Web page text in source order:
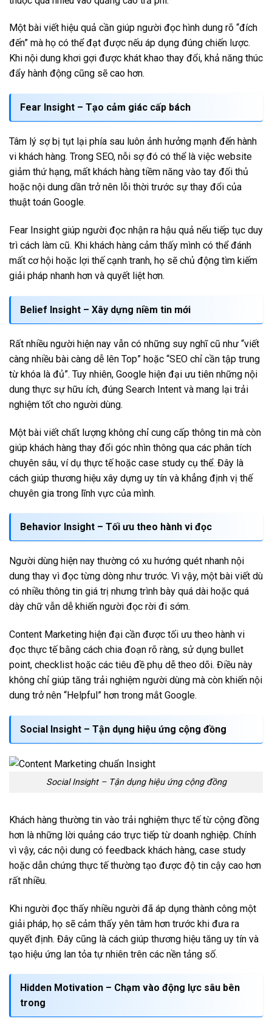
Một bài viết hiệu quả cần giúp người đọc hình dung rõ “đích
đến” mà họ có thể đạt được nếu áp dụng đúng chiến lược.
Khi nội dung khơi gợi được khát khao thay đổi, khả năng thúc
đẩy hành động cũng sẽ cao hơn.
Fear Insight – Tạo cảm giác cấp bách
Tâm lý sợ bị tụt lại phía sau luôn ảnh hưởng mạnh đến hành
vi khách hàng. Trong SEO, nỗi sợ đó có thể là việc website
giảm thứ hạng, mất khách hàng tiềm năng vào tay đối thủ
hoặc nội dung dần trở nên lỗi thời trước sự thay đổi của
thuật toán Google.
Fear Insight giúp người đọc nhận ra hậu quả nếu tiếp tục duy
trì cách làm cũ. Khi khách hàng cảm thấy mình có thể đánh
mất cơ hội hoặc lợi thế cạnh tranh, họ sẽ chủ động tìm kiếm
giải pháp nhanh hơn và quyết liệt hơn.
Belief Insight – Xây dựng niềm tin mới
Rất nhiều người hiện nay vẫn có những suy nghĩ cũ như “viết
càng nhiều bài càng dễ lên Top” hoặc “SEO chỉ cần tập trung
từ khóa là đủ”. Tuy nhiên, Google hiện đại ưu tiên những nội
dung thực sự hữu ích, đúng Search Intent và mang lại trải
nghiệm tốt cho người dùng.
Một bài viết chất lượng không chỉ cung cấp thông tin mà còn
giúp khách hàng thay đổi góc nhìn thông qua các phân tích
chuyên sâu, ví dụ thực tế hoặc case study cụ thể. Đây là
cách giúp thương hiệu xây dựng uy tín và khẳng định vị thế
chuyên gia trong lĩnh vực của mình.
Behavior Insight – Tối ưu theo hành vi đọc
Người dùng hiện nay thường có xu hướng quét nhanh nội
dung thay vì đọc từng dòng như trước. Vì vậy, một bài viết dù
có nhiều thông tin giá trị nhưng trình bày quá dài hoặc quá
dày chữ vẫn dễ khiến người đọc rời đi sớm.
Content Marketing hiện đại cần được tối ưu theo hành vi
đọc thực tế bằng cách chia đoạn rõ ràng, sử dụng bullet
point, checklist hoặc các tiêu đề phụ dễ theo dõi. Điều này
không chỉ giúp tăng trải nghiệm người dùng mà còn khiến nội
dung trở nên “Helpful” hơn trong mắt Google.
Social Insight – Tận dụng hiệu ứng cộng đồng
Social Insight – Tận dụng hiệu ứng cộng đồng
Khách hàng thường tin vào trải nghiệm thực tế từ cộng đồng
hơn là những lời quảng cáo trực tiếp từ doanh nghiệp. Chính
vì vậy, các nội dung có feedback khách hàng, case study
hoặc dẫn chứng thực tế thường tạo được độ tin cậy cao hơn
rất nhiều.
Khi người đọc thấy nhiều người đã áp dụng thành công một
giải pháp, họ sẽ cảm thấy yên tâm hơn trước khi đưa ra
quyết định. Đây cũng là cách giúp thương hiệu tăng uy tín và
tạo hiệu ứng lan tỏa tự nhiên trên các nền tảng số.
Hidden Motivation – Chạm vào động lực sâu bên
trong